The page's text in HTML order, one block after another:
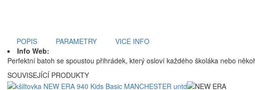
POPIS
PARAMETRY
VICE INFO
Info Web:
Perfektní batoh se spoustou přihrádek, který osloví každého školáka nebo
SOUVISEJÍCÍ PRODUKTY